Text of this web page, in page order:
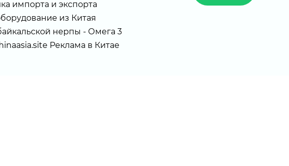
импорта и экспорта
из Китая
нерпы - Омега 3
Реклама в Китае